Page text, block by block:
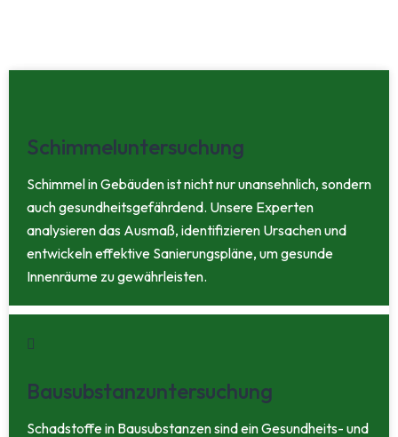
Schimmeluntersuchung
Schimmel in Gebäuden ist nicht nur unansehnlich, sondern
auch gesundheitsgefährdend. Unsere Experten
analysieren das Ausmaß, identifizieren Ursachen und
entwickeln effektive Sanierungspläne, um gesunde
Innenräume zu gewährleisten.
Bausubstanzuntersuchung
Schadstoffe in Bausubstanzen sind ein Gesundheits- und